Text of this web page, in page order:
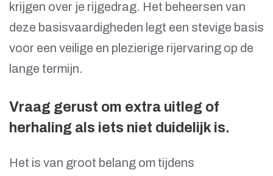
krijgen over je rijgedrag. Het beheersen van
deze basisvaardigheden legt een stevige basis
voor een veilige en plezierige rijervaring op de
lange termijn.
Vraag gerust om extra uitleg of
herhaling als iets niet duidelijk is.
Het is van groot belang om tijdens